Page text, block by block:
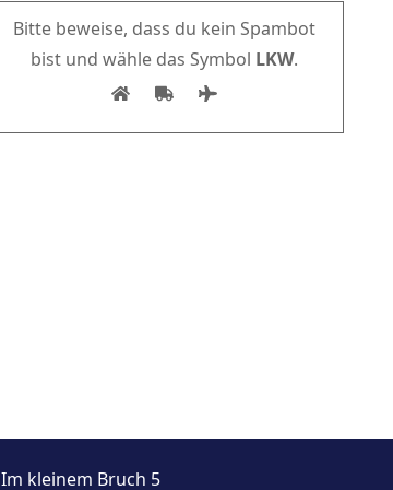
Bitte beweise, dass du kein Spambot
bist und wähle das Symbol LKW.
Im kleinem Bruch 5